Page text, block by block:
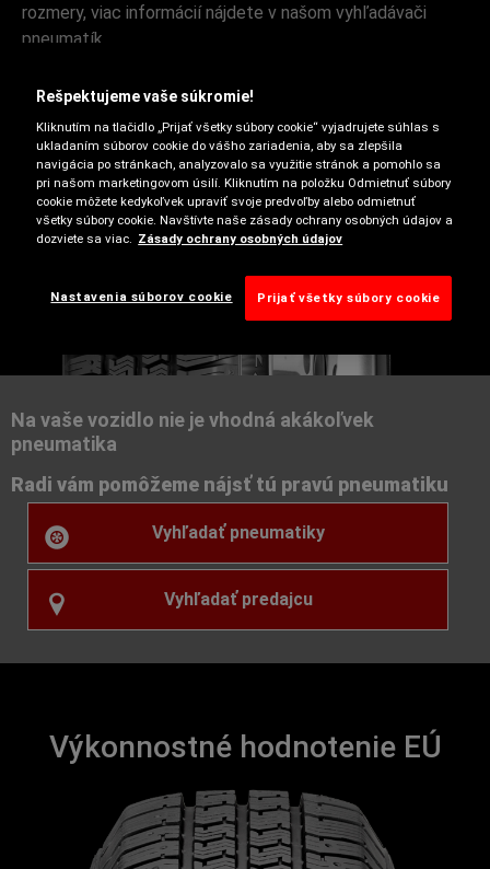
rozmery, viac informácií nájdete v našom vyhľadávači
pneumatík.
Na vaše vozidlo nie je vhodná akákoľvek
pneumatika
Radi vám pomôžeme nájsť tú pravú pneumatiku
Vyhľadať pneumatiky
Vyhľadať predajcu
Výkonnostné hodnotenie EÚ
Rešpektujeme vaše súkromie!
Kliknutím na tlačidlo „Prijať všetky súbory cookie“ vyjadrujete súhlas s
ukladaním súborov cookie do vášho zariadenia, aby sa zlepšila
navigácia po stránkach, analyzovalo sa využitie stránok a pomohlo sa
pri našom marketingovom úsilí. Kliknutím na položku Odmietnuť súbory
cookie môžete kedykoľvek upraviť svoje predvoľby alebo odmietnuť
všetky súbory cookie. Navštívte naše zásady ochrany osobných údajov a
dozviete sa viac.
Zásady ochrany osobných údajov
Nastavenia súborov cookie Prijať všetky súbory cookie